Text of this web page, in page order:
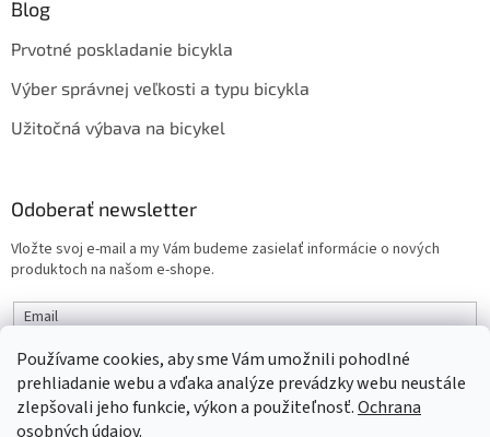
Používame cookies, aby sme Vám umožnili pohodlné
prehliadanie webu a vďaka analýze prevádzky webu neustále
zlepšovali jeho funkcie, výkon a použiteľnosť.Ochrana
osobných údajov.
Blog
Prvotné poskladanie bicykla
Výber správnej veľkosti a typu bicykla
Užitočná výbava na bicykel
Odoberať newsletter
Vložte svoj e-mail a my Vám budeme zasielať informácie o nových
produktoch na našom e-shope.
Email
PRIHLÁSIŤ SA